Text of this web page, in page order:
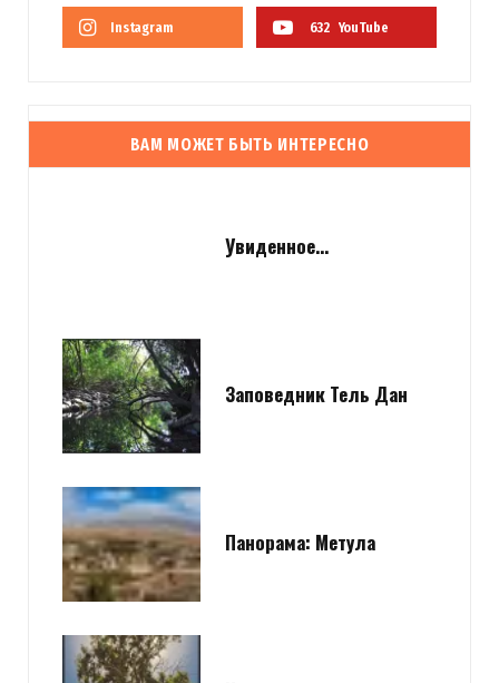
Instagram 632 YouTube
ВАМ МОЖЕТ БЫТЬ ИНТЕРЕСНО
Увиденное…
Заповедник Тель Дан
Панорама: Метула